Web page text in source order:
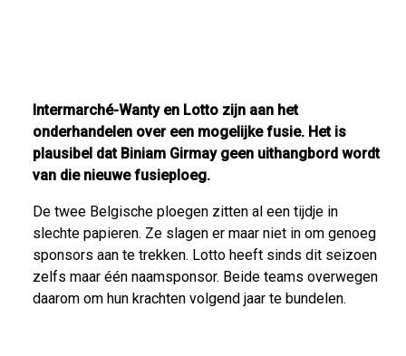
Intermarché-Wanty en Lotto zijn aan het
onderhandelen over een mogelijke fusie. Het is
plausibel dat Biniam Girmay geen uithangbord wordt
van die nieuwe fusieploeg.
De twee Belgische ploegen zitten al een tijdje in
slechte papieren. Ze slagen er maar niet in om genoeg
sponsors aan te trekken. Lotto heeft sinds dit seizoen
zelfs maar één naamsponsor. Beide teams overwegen
daarom om hun krachten volgend jaar te bundelen.